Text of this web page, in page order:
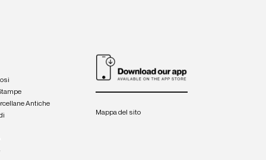
Antiche
Mappa del sito